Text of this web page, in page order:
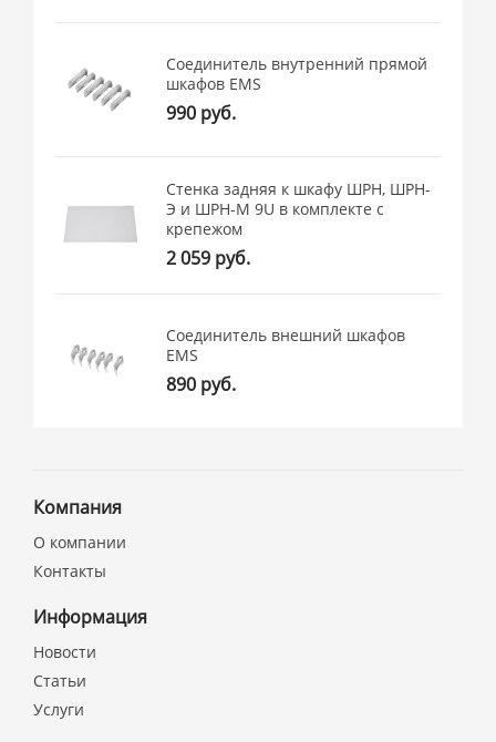
Соединитель внутренний прямой
шкафов EMS
990 руб.
Стенка задняя к шкафу ШРН, ШРН-
Э и ШРН-М 9U в комплекте с
крепежом
2 059 руб.
Соединитель внешний шкафов
EMS
890 руб.
Компания
О компании
Контакты
Информация
Новости
Статьи
Услуги